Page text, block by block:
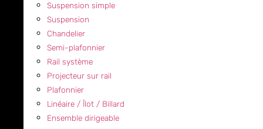
Suspension simple
Suspension
Chandelier
Semi-plafonnier
Rail système
Projecteur sur rail
Plafonnier
Linéaire / Îlot / Billard
Ensemble dirigeable